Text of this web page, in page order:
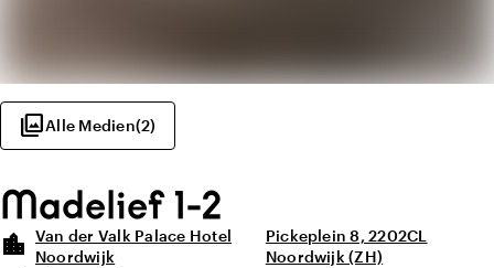
photo_libraryAlle Medien(2)
Madelief 1-2
location_city Van der Valk Palace Hotel
Noordwijk
Pickeplein 8, 2202CL
Noordwijk (ZH)